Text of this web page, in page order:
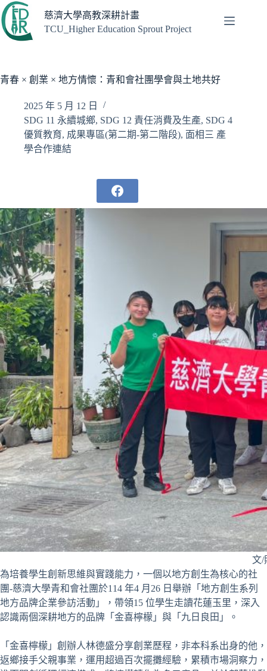
跳
至
主
容
慈濟大學高教深耕計畫
TCU_Higher Education Sprout Project
青春 × 創業 × 地方情懷：青和會社團學會與土地共好
2025 年 5 月 12 日
SDG 11 永續城鄉, SDG 12 責任消費及生產, SDG 4
優質教育, 成果專區(第二期-第二階段), 面相三 產
學合作連結
文/
為培養學生創新思維與實踐能力，一個以地方創生為核心的社
團-慈濟大學青和會社團於114 年4 月26 日舉辦「地方創生系列
地方品牌企業參訪活動」，帶領15 位學生走讀花蓮玉里，深入
認識兩個深耕地方的品牌「金喜檸檬」與「九日良田」。
「金喜檸檬」創辦人林德盛分享創業歷程，非本科系出身的他，
返鄉接手父親事業，運用超過百次擺攤經驗，累積市場洞察力，